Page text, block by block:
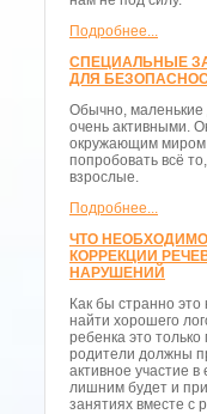
Подробнее...
СПЕЦИАЛЬНЫЕ
ДЛЯ
Обычно, маленькие
очень активными.
окружающим миром
попробовать всё
взрослые.
Подробнее...
ЧТО
КОРРЕКЦИИ
НАРУШЕНИЙ
Как бы странно это
найти хорошего
ребенка это
родители должны
активное участие в
лишним будет и
занятиях вместе с